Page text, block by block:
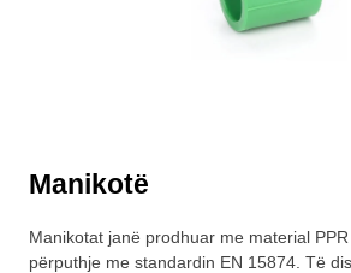
Manikotë
Manikotat janë prodhuar me material
përputhje me standardin EN 15874. Të